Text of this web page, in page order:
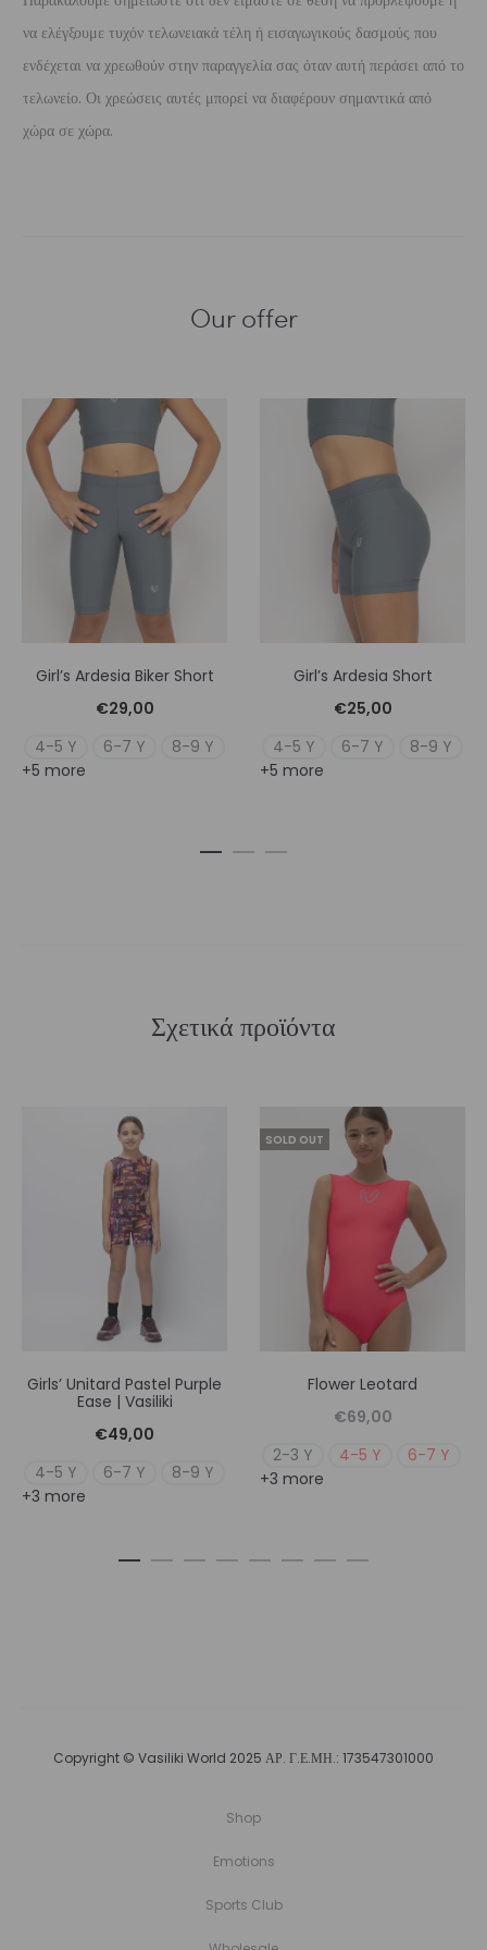
να ελέγξουμε τυχόν τελωνειακά τέλη ή εισαγωγικούς δασμούς που
ενδέχεται να χρεωθούν στην παραγγελία σας όταν αυτή περάσει από το
τελωνείο. Οι χρεώσεις αυτές μπορεί να διαφέρουν σημαντικά από
χώρα σε χώρα.
Our offer
Girl’s Ardesia Biker Short
€29,00
4-5 Y
6-7 Y
8-9 Y
+5 more
Girl’s Ardesia Short
€25,00
4-5 Y
6-7 Y
8-9 Y
+5 more
Σχετικά προϊόντα
Girls’ Unitard Pastel Purple
Ease | Vasiliki
€49,00
4-5 Y
6-7 Y
8-9 Y
+3 more
SOLD OUT
Flower Leotard
€69,00
2-3 Y
4-5 Y
6-7 Y
+3 more
Copyright © Vasiliki World 2025 ΑΡ. Γ.Ε.ΜΗ.: 173547301000
Shop
Emotions
Sports Club